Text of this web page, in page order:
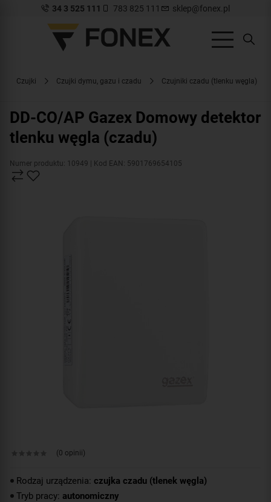
34 3 525 111 783 825 111 sklep@fonex.pl
Czujki Czujki dymu, gazu i czadu Czujniki czadu (tlenku węgla)
DD-CO/AP Gazex Domowy detektor
tlenku węgla (czadu)
Numer produktu: 10949 | Kod EAN: 5901769654105
(0 opinii)
Rodzaj urządzenia: czujka czadu (tlenek węgla)
Tryb pracy: autonomiczny